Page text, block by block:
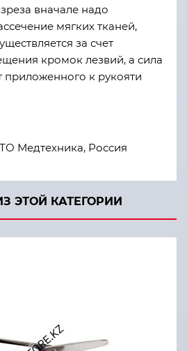
вначале надо
мягких тканей,
за счет
кромок лезвий, а сила
приложенного к рукояти
Медтехника, Россия
ЭТОЙ КАТЕГОРИИ